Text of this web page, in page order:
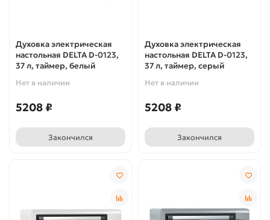
Духовка электрическая
настольная DELTA D-0123,
37 л, таймер, белый
Нет в наличии
5208 ₽
Закончился
Духовка электрическая
настольная DELTA D-0123,
37 л, таймер, серый
Нет в наличии
5208 ₽
Закончился